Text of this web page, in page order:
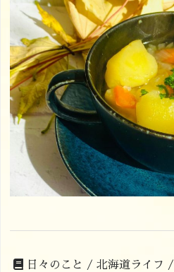
日々のこと /北海道ライフ /